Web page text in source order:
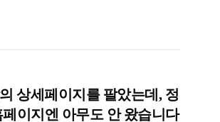
상세페이지를 팔았는데, 정
이지엔 아무도 안 왔습니다